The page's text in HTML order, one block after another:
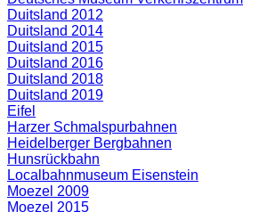
Duitsland 2012
Duitsland 2014
Duitsland 2015
Duitsland 2016
Duitsland 2018
Duitsland 2019
Eifel
Harzer Schmalspurbahnen
Heidelberger Bergbahnen
Hunsrückbahn
Localbahnmuseum Eisenstein
Moezel 2009
Moezel 2015